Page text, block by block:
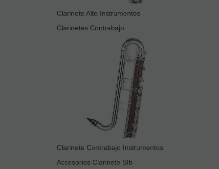
Clarinete Alto Instrumentos
Clarinetes Contrabajo
Clarinete Contrabajo Instrumentos
Accesorios Clarinete SIb